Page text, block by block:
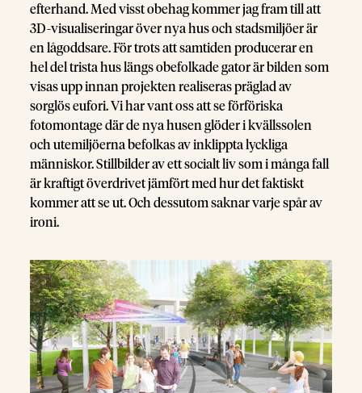
efterhand. Med visst obehag kommer jag fram till att
3D-visualiseringar över nya hus och stadsmiljöer är
en lågoddsare. För trots att samtiden producerar en
hel del trista hus längs obefolkade gator är bilden som
visas upp innan projekten realiseras präglad av
sorglös eufori. Vi har vant oss att se förföriska
fotomontage där de nya husen glöder i kvällssolen
och utemiljöerna befolkas av inklippta lyckliga
människor. Stillbilder av ett socialt liv som i många fall
är kraftigt överdrivet jämfört med hur det faktiskt
kommer att se ut. Och dessutom saknar varje spår av
ironi.